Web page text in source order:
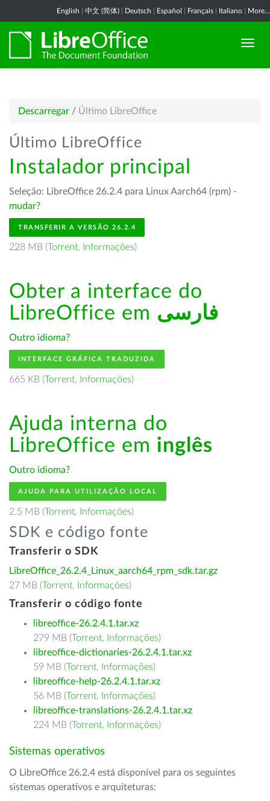
English 中文 (简体) Deutsch Español Français Italiano More...
Descarregar / Último LibreOffice
Último LibreOffice
Instalador principal
Seleção: LibreOffice 26.2.4 para Linux Aarch64 (rpm) -
mudar?
TRANSFERIR A VERSÃO 26.2.4
228 MB (Torrent, Informações)
Obter a interface do
LibreOffice em فارسى
Outro idioma?
INTERFACE GRÁFICA TRADUZIDA
665 KB (Torrent, Informações)
Ajuda interna do
LibreOffice em inglês
Outro idioma?
AJUDA PARA UTILIZAÇÃO LOCAL
2.5 MB (Torrent, Informações)
SDK e código fonte
Transferir o SDK
LibreOffice_26.2.4_Linux_aarch64_rpm_sdk.tar.gz
27 MB (Torrent, Informações)
Transferir o código fonte
libreoffice-26.2.4.1.tar.xz
279 MB (Torrent, Informações)
libreoffice-dictionaries-26.2.4.1.tar.xz
59 MB (Torrent, Informações)
libreoffice-help-26.2.4.1.tar.xz
56 MB (Torrent, Informações)
libreoffice-translations-26.2.4.1.tar.xz
224 MB (Torrent, Informações)
Sistemas operativos
O LibreOffice 26.2.4 está disponível para os seguintes
sistemas operativos e arquiteturas: